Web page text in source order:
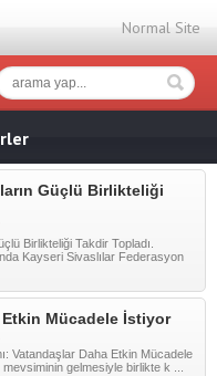
Normal Site
Güçlü Birlikteliği
Birlikteliği Takdir Topladı.
Kayseri Sivaslılar Federasyon
Mücadele İstiyor
Vatandaşlar Daha Etkin Mücadele
gelmesiyle birlikte k ...